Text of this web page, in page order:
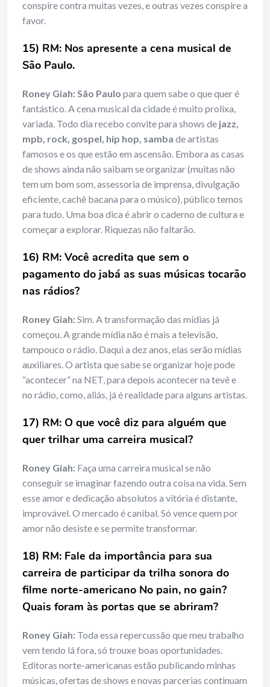
conspire contra muitas vezes, e outras vezes conspire a
favor.
15) RM: Nos apresente a cena musical de
São Paulo.
Roney Giah:São Paulo para quem sabe o que quer é
fantástico. A cena musical da cidade é muito prolixa,
variada. Todo dia recebo convite para shows de jazz,
mpb, rock, gospel, hip hop, samba de artistas
famosos e os que estão em ascensão. Embora as casas
de shows ainda não saibam se organizar (muitas não
tem um bom som, assessoria de imprensa, divulgação
eficiente, cachê bacana para o músico), público temos
para tudo. Uma boa dica é abrir o caderno de cultura e
começar a explorar. Riquezas não faltarão.
16) RM: Você acredita que sem o
pagamento do jabá as suas músicas tocarão
nas rádios?
Roney Giah:Sim. A transformação das mídias já
começou. A grande mídia não é mais a televisão,
tampouco o rádio. Daqui a dez anos, elas serão mídias
auxiliares. O artista que sabe se organizar hoje pode
“acontecer” na NET, para depois acontecer na tevê e
no rádio, como, aliás, já é realidade para alguns artistas.
17) RM: O que você diz para alguém que
quer trilhar uma carreira musical?
Roney Giah: Faça uma carreira musical se não
conseguir se imaginar fazendo outra coisa na vida. Sem
esse amor e dedicação absolutos a vitória é distante,
improvável. O mercado é canibal. Só vence quem por
amor não desiste e se permite transformar.
18) RM: Fale da importância para sua
carreira de participar da trilha sonora do
filme norte-americano No pain, no gain?
Quais foram às portas que se abriram?
Roney Giah: Toda essa repercussão que meu trabalho
vem tendo lá fora, só trouxe boas oportunidades.
Editoras norte-americanas estão publicando minhas
músicas, ofertas de shows e novas parcerias continuam